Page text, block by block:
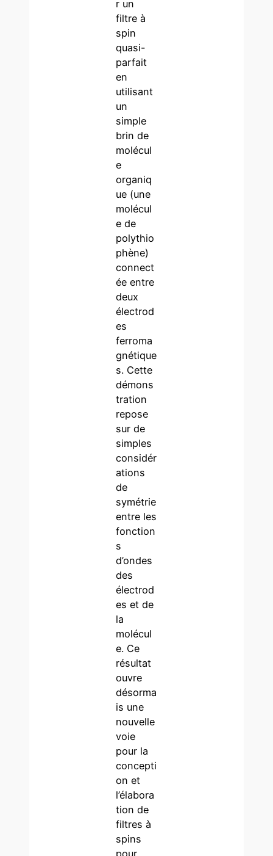
r un
filtre à
spin
quasi-
parfait
en
utilisant
un
simple
brin de
molécul
e
organiq
ue (une
molécul
e de
polythio
phène)
connect
ée entre
deux
électrod
es
ferroma
gnétique
s. Cette
démons
tration
repose
sur de
simples
considér
ations
de
symétrie
entre les
fonction
s
d’ondes
des
électrod
es et de
la
molécul
e. Ce
résultat
ouvre
désorma
is une
nouvelle
voie
pour la
concepti
on et
l’élabora
tion de
filtres à
spins